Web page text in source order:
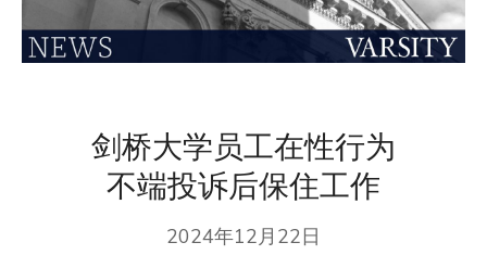
剑桥大学员工在性行为
不端投诉后保住工作
2024年12月22日